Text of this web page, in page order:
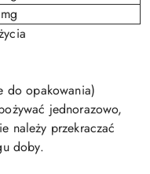
do opakowania)
jednorazowo,
należy przekraczać
doby.